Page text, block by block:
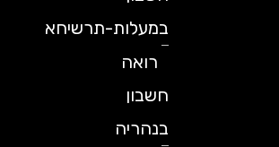
במעלות-תרשיחא
רואה
חשבון
בנהריה